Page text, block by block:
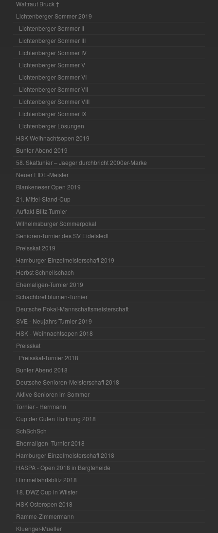
Waltraut Bruck †
Lichtenberger Sommer 2019
Lichtenberger Sommer II
Lichtenberger Sommer III
Lichtenberger Sommer IV
Lichtenberger Sommer V
Lichtenberger Sommer VI
Lichtenberger Sommer VII
Lichtenberger Sommer VIII
Lichtenberger Sommer IX
Lichtenberger Lösungen
HSK Weihnachtsopen 2019
Bunter Abend 2019
58. Skattunier – Jaeger durchbricht 2000er-Marke
Neuer FIDE-Meister
Blankeneser Open 2019
21. Mittel-Stand-Cup
Auftakt-Blitz-Turnier
Wilhelmsburger Sommerpokal
Senioren-Turnier des SV Eidelstedt
Preisskat 2019
Hamburger Einzelmeisterschaft 2019
Herbst Schnellschach
Ehemaligen-Turnier 2019
Schachbrettblumen-Turnier
Deutsche Pokal-Mannschaftsmeisterschaft
SVE - Neujahrs-Turnier 2019
HSK - Weihnachtsopen 2018
Preisskat
Preisskat-Turnier 2018
Bunter Abend 2018
Deutsche Senioren-Meisterschaft 2018
Aktive Senioren im Sommer
Tornier - Herrmann
Cup der Guten Hoffnung 2018
SchSchSch
Ehemaligen -Turnier 2018
Hamburger Einzelmeisterschaft 2018
HASPA - Open 2018 in Bargteheide
Himmelfahrtsblitz 2018
18. DWZ Cup in Wilster
HSK Osteropen 2018
Ramme-Zimmermann
Kluenger-Mueller